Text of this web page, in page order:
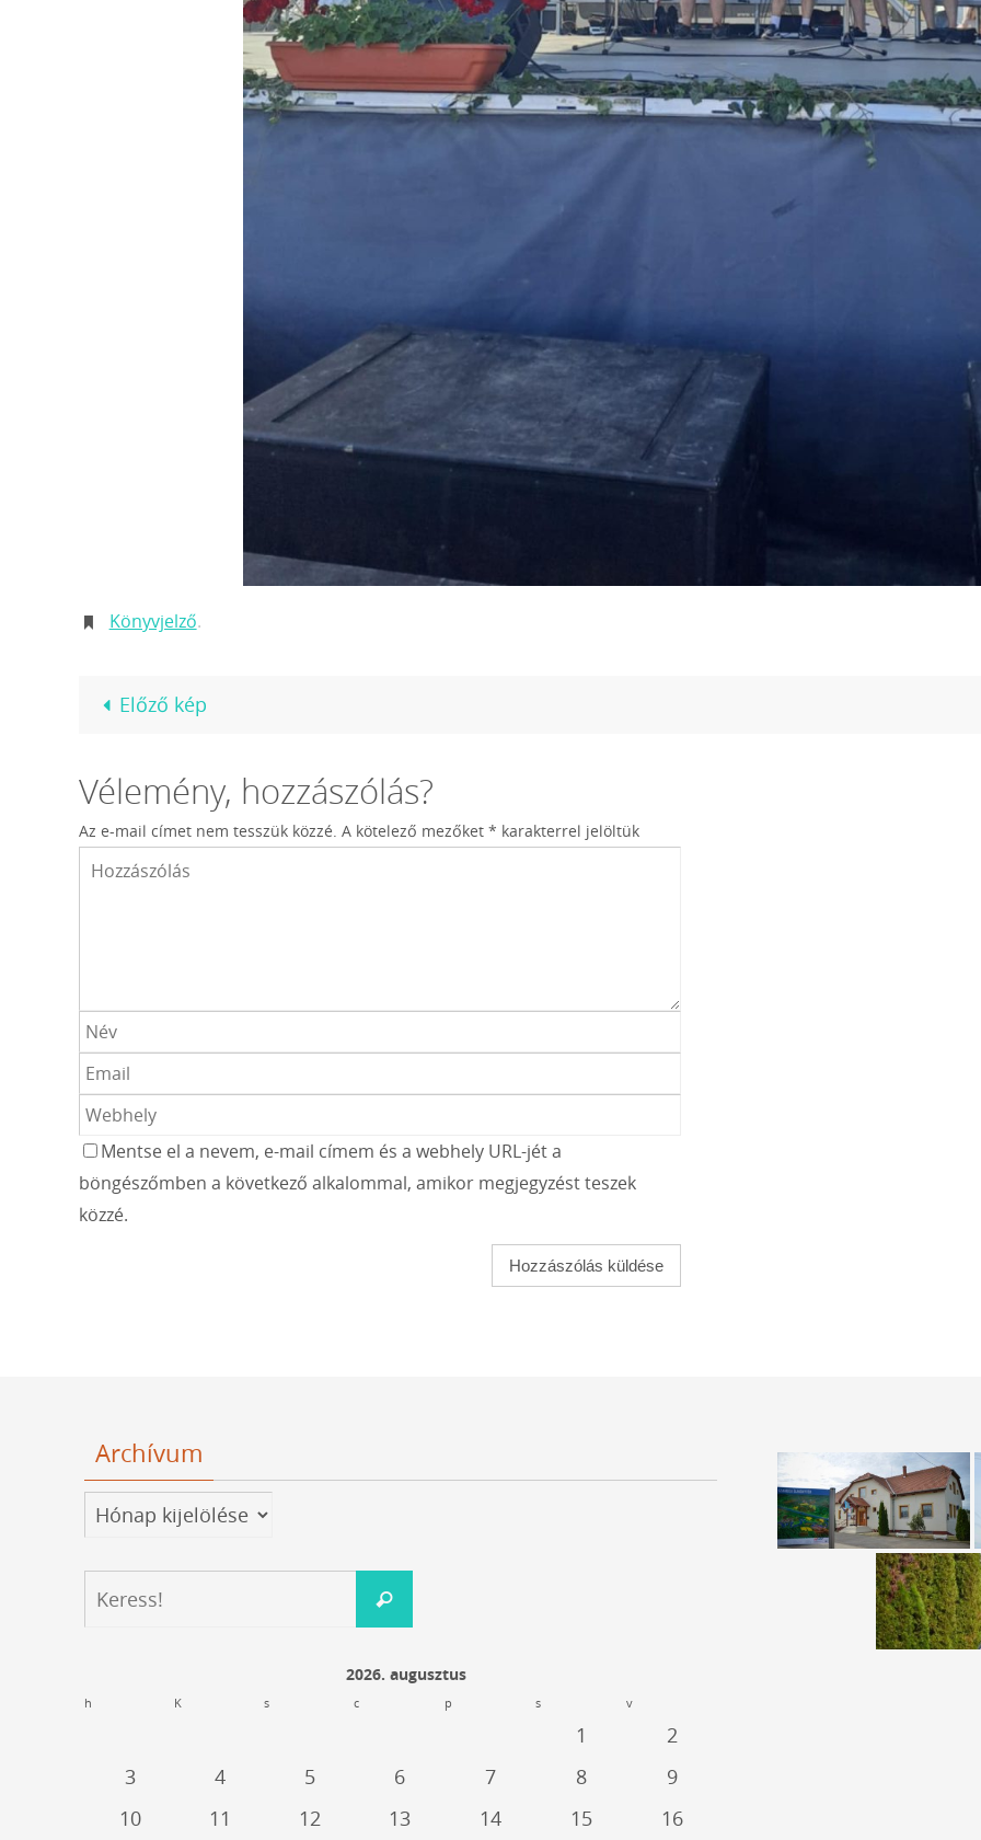
Könyvjelző.
Előző kép
Vélemény, hozzászólás?
Az e-mail címet nem tesszük közzé. A kötelező mezőket * karakterrel jelöltük
Mentse el a nevem, e-mail címem és a webhely URL-jét a
böngészőmben a következő alkalommal, amikor megjegyzést teszek
közzé.
Archívum
Archívum
Keress!
2026. augusztus
h K s c p s v
1
2
3
4 5 6 7 8
9
10
11 12 13 14 15 16